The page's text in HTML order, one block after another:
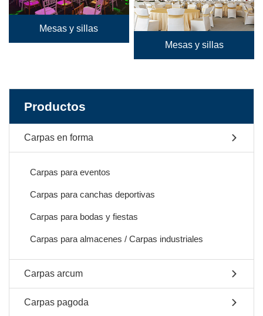
Mesas y sillas
Mesas y sillas
Productos
Carpas en forma
Carpas para eventos
Carpas para canchas deportivas
Carpas para bodas y fiestas
Carpas para almacenes / Carpas industriales
Carpas arcum
Carpas pagoda